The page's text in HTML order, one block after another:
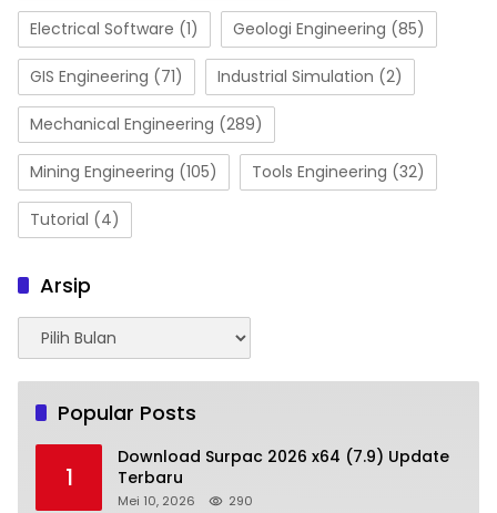
Electrical Software (1) Geologi Engineering (85)
GIS Engineering (71) Industrial Simulation (2)
Mechanical Engineering (289)
Mining Engineering (105) Tools Engineering (32)
Tutorial (4)
Arsip
Arsip
Popular Posts
1
Download Surpac 2026 x64 (7.9) Update
Terbaru
Mei 10, 2026 290